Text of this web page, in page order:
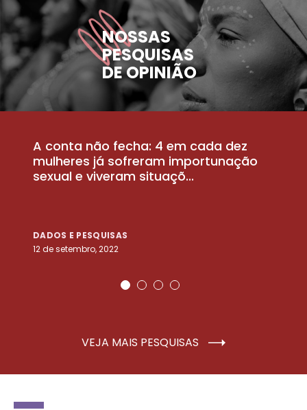
NOSSAS
PESQUISAS
DE OPINIÃO
A conta não fecha: 4 em cada dez
mulheres já sofreram importunação
sexual e viveram situaçõ...
DADOS E PESQUISAS
12 de setembro, 2022
VEJA MAIS PESQUISAS